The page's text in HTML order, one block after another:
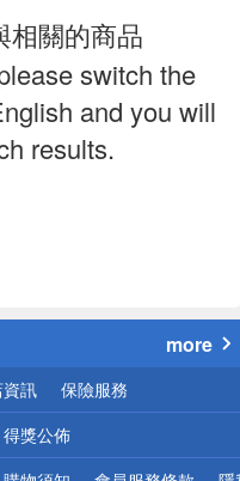
相關的商品
switch the
and you will
results.
more
訊 保險服務
得獎公佈